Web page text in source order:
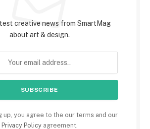
creative news from SmartMag
about art & design.
up, you agree to the our terms and our
Privacy Policyagreement.